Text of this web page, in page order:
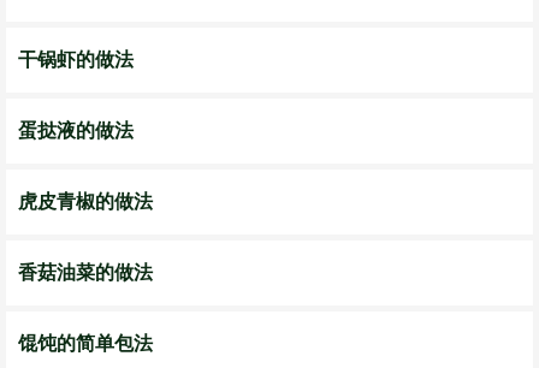
干锅虾的做法
蛋挞液的做法
虎皮青椒的做法
香菇油菜的做法
馄饨的简单包法